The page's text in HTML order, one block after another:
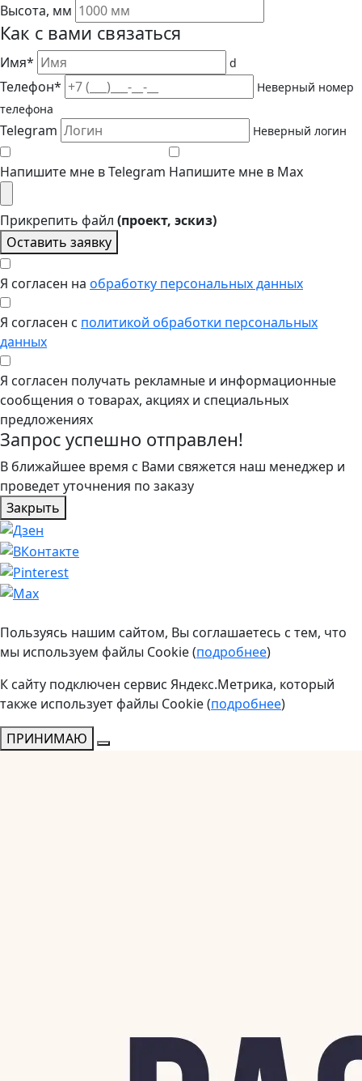
Высота, мм
Как с вами связаться
Имя* d
Телефон*
Неверный номер
телефона
Telegram Неверный логин
Напишите мне в Telegram Напишите мне в Max
Прикрепить файл (проект, эскиз)
Оставить заявку
Я согласен на обработку персональных данных
Я согласен с политикой обработки персональных
данных
Я согласен получать рекламные и информационные
сообщения о товарах, акциях и специальных
предложениях
Запрос успешно отправлен!
В ближайшее время с Вами свяжется наш менеджер и
проведет уточнения по заказу
Закрыть
Пользуясь нашим сайтом, Вы соглашаетесь с тем, что
мы используем файлы Cookie (подробнее)
К сайту подключен сервис Яндекс.Метрика, который
также использует файлы Cookie (подробнее)
ПРИНИМАЮ